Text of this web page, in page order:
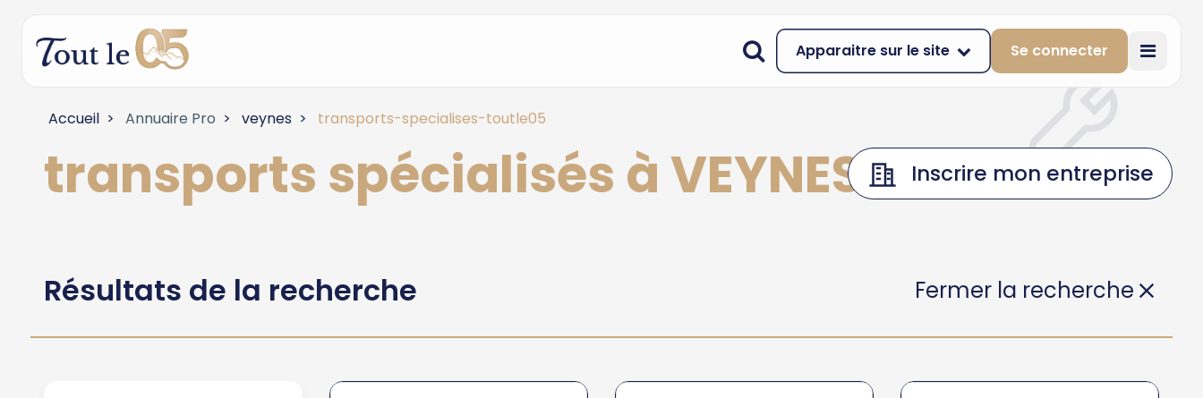
Apparaitre sur le site Se connecter
Accueil Annuaire Pro veynes transports-specialises-toutle05
transports spécialisés à VEYNES Inscrire mon entreprise
Résultats de la recherche Fermer la recherche